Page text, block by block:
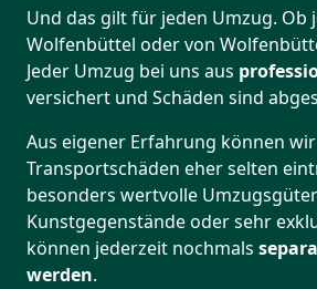
Und das gilt für jeden Umzug. Ob
Wolfenbüttel oder von
Jeder Umzug bei uns aus
versichert und Schäden sind
Aus eigener Erfahrung können
Transportschäden eher selten
besonders wertvolle
Kunstgegenstände oder sehr
können jederzeit nochmals
werden.